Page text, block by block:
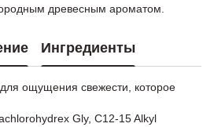
древесным ароматом.
Ингредиенты
ощущения свежести, которое
Gly, C12-15 Alkyl